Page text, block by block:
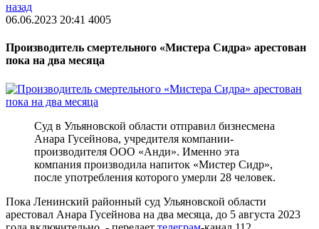
назад
06.06.2023 20:41 4005
Производитель смертельного «Мистера Сидра» арестован
пока на два месяца
Суд в Ульяновской области отправил бизнесмена
Анара Гусейнова, учредителя компании-
производителя ООО «Анди». Именно эта
компания производила напиток «Мистер Сидр»,
после употребления которого умерли 28 человек.
Пока Ленинский районный суд Ульяновской области
арестовал Анара Гусейнова на два месяца, до 5 августа 2023